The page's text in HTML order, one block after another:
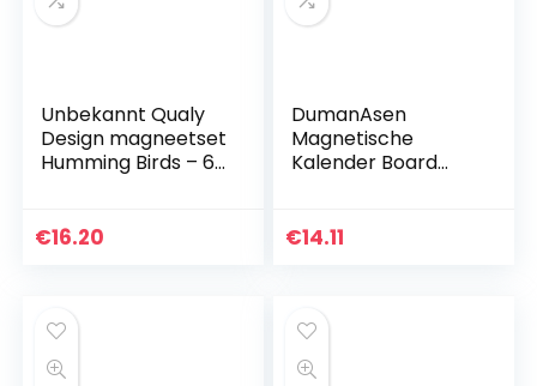
Unbekannt Qualy
Design magneetset
Humming Birds – 6-
€16.20
DumanAsen
Magnetische
Kalender Board
Menu Board,
€14.11